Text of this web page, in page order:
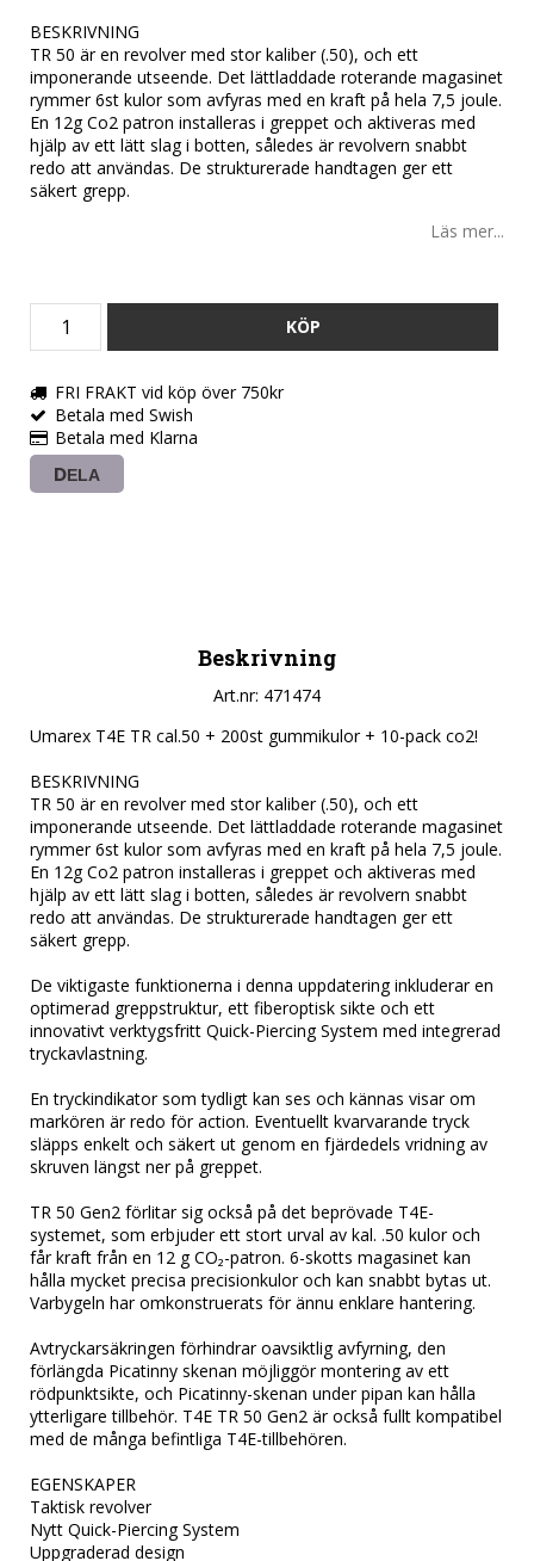
BESKRIVNING
TR 50 är en revolver med stor kaliber (.50), och ett
imponerande utseende. Det lättladdade roterande magasinet
rymmer 6st kulor som avfyras med en kraft på hela 7,5 joule.
En 12g Co2 patron installeras i greppet och aktiveras med
hjälp av ett lätt slag i botten, således är revolvern snabbt
redo att användas. De strukturerade handtagen ger ett
säkert grepp.
Läs mer...
KÖP
FRI FRAKT vid köp över 750kr
Betala med Swish
Betala med Klarna
DELA
Beskrivning
Art.nr: 471474
Umarex T4E TR cal.50 + 200st gummikulor + 10-pack co2!
BESKRIVNING
TR 50 är en revolver med stor kaliber (.50), och ett
imponerande utseende. Det lättladdade roterande magasinet
rymmer 6st kulor som avfyras med en kraft på hela 7,5 joule.
En 12g Co2 patron installeras i greppet och aktiveras med
hjälp av ett lätt slag i botten, således är revolvern snabbt
redo att användas. De strukturerade handtagen ger ett
säkert grepp.
De viktigaste funktionerna i denna uppdatering inkluderar en
optimerad greppstruktur, ett fiberoptisk sikte och ett
innovativt verktygsfritt Quick-Piercing System med integrerad
tryckavlastning.
En tryckindikator som tydligt kan ses och kännas visar om
markören är redo för action. Eventuellt kvarvarande tryck
släpps enkelt och säkert ut genom en fjärdedels vridning av
skruven längst ner på greppet.
TR 50 Gen2 förlitar sig också på det beprövade T4E-
systemet, som erbjuder ett stort urval av kal. .50 kulor och
får kraft från en 12 g CO₂-patron. 6-skotts magasinet kan
hålla mycket precisa precisionkulor och kan snabbt bytas ut.
Varbygeln har omkonstruerats för ännu enklare hantering.
Avtryckarsäkringen förhindrar oavsiktlig avfyrning, den
förlängda Picatinny skenan möjliggör montering av ett
rödpunktsikte, och Picatinny-skenan under pipan kan hålla
ytterligare tillbehör. T4E TR 50 Gen2 är också fullt kompatibel
med de många befintliga T4E-tillbehören.
EGENSKAPER
Taktisk revolver
Nytt Quick-Piercing System
Uppgraderad design